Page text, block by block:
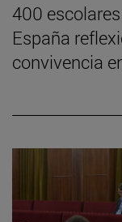
400
España
convivencia